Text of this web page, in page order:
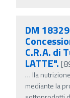
DM
C.R.A. di
LATTE".
… lla
mediante la